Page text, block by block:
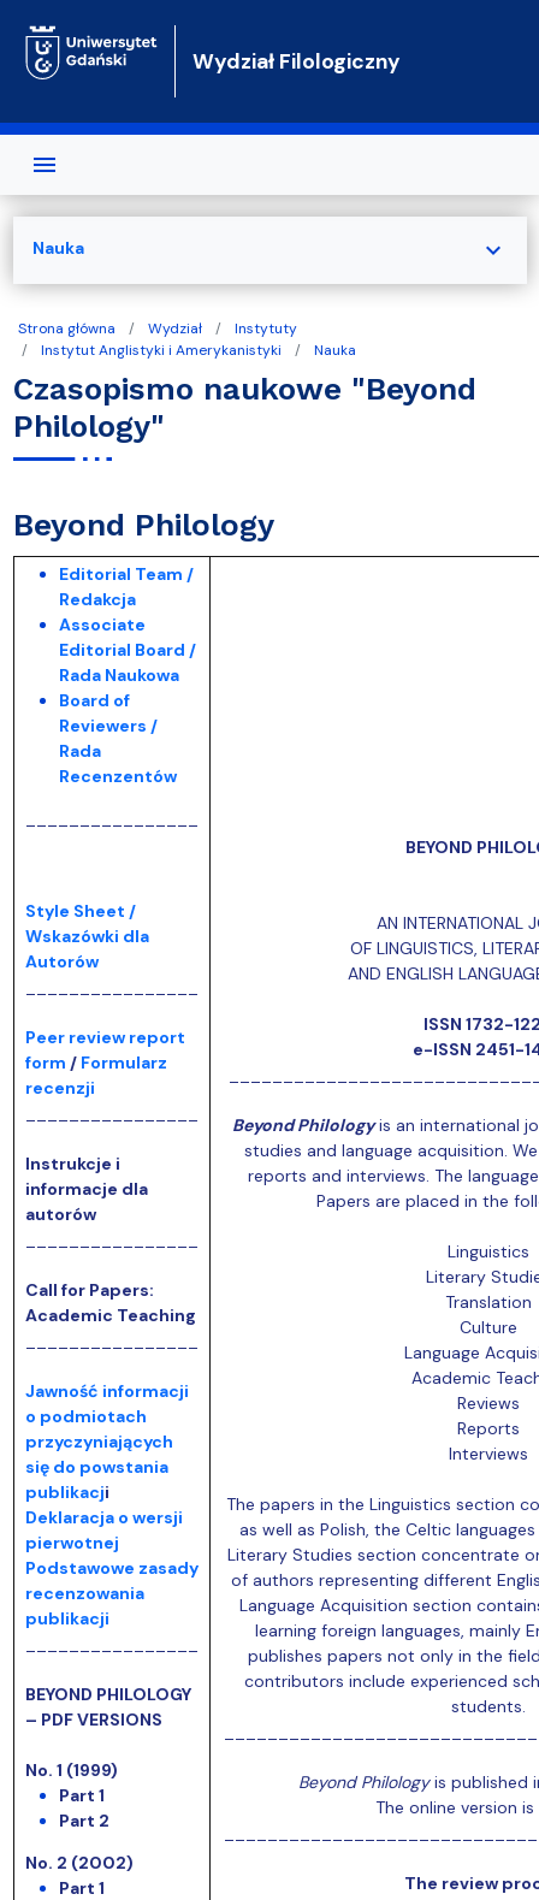
Wydział Filologiczny
Strona główna Wydział
Instytuty
Instytut Anglistyki i Amerykanistyki
Nauka
Czasopismo naukowe "Beyond
Philology"
Beyond Philology
Editorial Team /
Redakcja
Associate
Editorial Board /
Rada Naukowa
Board of
Reviewers /
Rada
Recenzentów
Style Sheet /
Wskazówki dla
Autorów
Peer review report
form / Formularz
recenzji
Instrukcje i
informacje dla
autorów
Call for Papers:
Academic Teaching
Jawność informacji
o podmiotach
przyczyniających
się do powstania
publikacji
Deklaracja o wersji
pierwotnej
Podstawowe zasady
recenzowania
publikacji
BEYOND PHILOLOGY
– PDF VERSIONS
No. 1 (1999)
Part 1
Part 2
No. 2 (2002)
Part 1
BEYOND
AN INTERNATIONAL
OF LINGUISTICS,
AND ENGLISH
ISSN 1732-
e-ISSN 2451-
Beyond Philologyis an international
studies and language acquisition.
reports and interviews. The
Papers are placed in the
Linguistics
Literary
Translation
Culture
Language
Academic
Reviews
Reports
Interviews
The papers in the Linguistics section
as well as Polish, the Celtic
Literary Studies section concentrate
of authors representing different
Language Acquisition section
learning foreign languages, mainly
publishes papers not only in the
contributors include experienced
students.
Beyond Philologyis published
The online version
The review
Nauka expand_more